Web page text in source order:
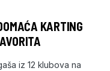
KARTING
iz 12 klubova na